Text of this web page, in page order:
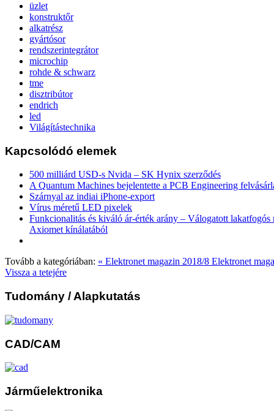
üzlet
konstruktőr
alkatrész
gyártósor
rendszerintegrátor
microchip
rohde & schwarz
tme
disztribútor
endrich
led
Világítástechnika
Kapcsolódó elemek
500 milliárd USD-s Nvida – SK Hynix szerződés
A Quantum Machines bejelentette a PCB Engineering
Szárnyal az indiai iPhone-export
Vírus méretű LED pixelek
Funkcionalitás és kiváló ár-érték arány – Válogatott lakatfogós
Axiomet kínálatából
Tovább a kategóriában: « Elektronet magazin 2018/8 Elektronet
Vissza a tetejére
Tudomány / Alapkutatás
CAD/CAM
Járműelektronika